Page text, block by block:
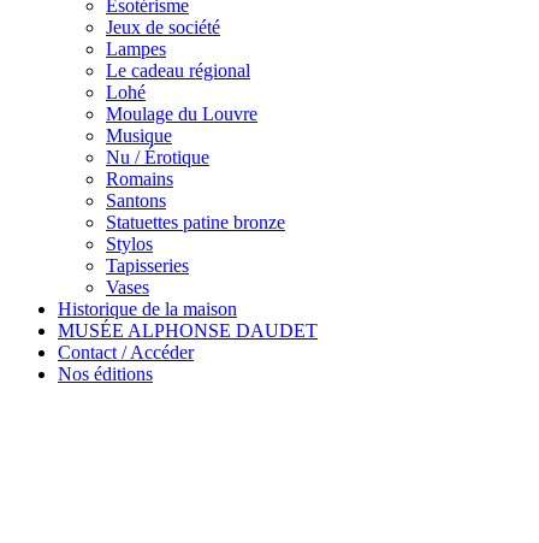
Ésotérisme
Jeux de société
Lampes
Le cadeau régional
Lohé
Moulage du Louvre
Musique
Nu / Érotique
Romains
Santons
Statuettes patine bronze
Stylos
Tapisseries
Vases
Historique de la maison
MUSÉE ALPHONSE DAUDET
Contact / Accéder
Nos éditions